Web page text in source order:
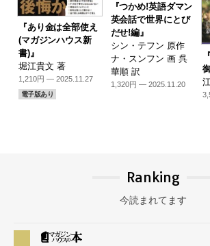
『あり金は全部使え
(マガジンハウス新
書)』
堀江貴文 著
1,210円 — 2025.11.27
電子版あり
『つかめ!英語ダマン
英会話で世界にとび
だせ!編』
シン・テフン 原作
ナ・スンフン 画 呉
華順 訳
1,320円 — 2025.11.20
Ranking
今読まれてます